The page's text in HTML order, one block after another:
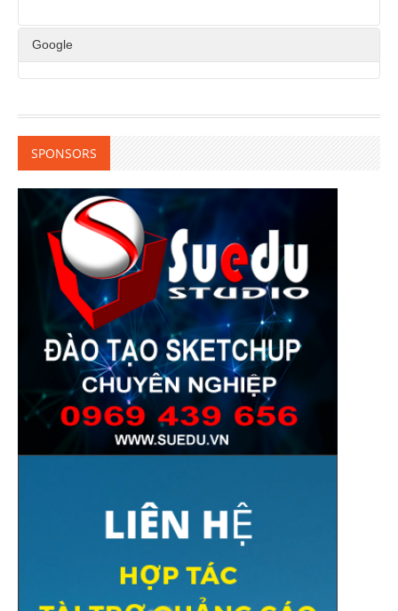
Google
SPONSORS